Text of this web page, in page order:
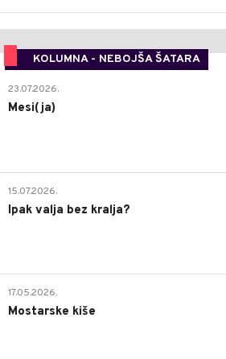
KOLUMNA - NEBOJŠA ŠATARA
23.07.2026.
Mesi(ja)
15.07.2026.
Ipak valja bez kralja?
17.05.2026.
Mostarske kiše